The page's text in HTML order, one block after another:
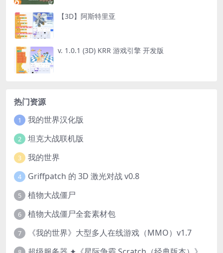
【3D】阿斯特里亚
v. 1.0.1 (3D) KRR 游戏引擎 开发版
热门资源
1 我的世界汉化版
2 坦克大战联机版
3 我的世界
4 Griffpatch 的 3D 激光对战 v0.8
5 植物大战僵尸
6 植物大战僵尸全套素材包
7 《我的世界》大型多人在线游戏（MMO）v1.7